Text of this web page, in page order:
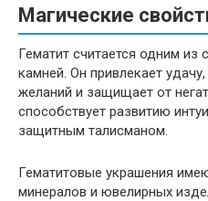
Магические
Гематит считается одним
камней. Он привлекает
желаний и защищает от
способствует развитию
защитным талисманом.
Гематитовые украшения
минералов и ювелирных